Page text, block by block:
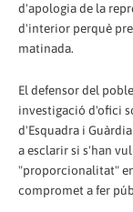
d'apologia de la
d'interior perquè
matinada.
El defensor del
investigació d'ofici
d'Esquadra i
a esclarir si s'han
"proporcionalitat"
compromet a fer